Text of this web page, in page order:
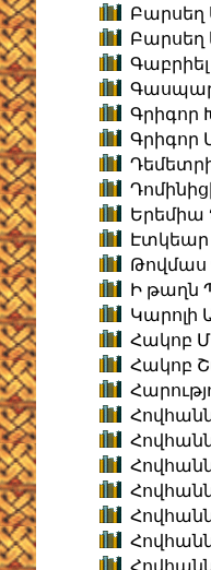
Բարսեղ
Գրիգոր
Գրիգոր
Երեմիա
Էտկեար
Թովմաս
Ի թաղն
Կարոլի
Հակոբ
Հակոբ